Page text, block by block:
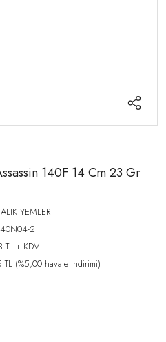
140F 14 Cm 23 Gr
YEMLER
2
+ KDV
(%5,00 havale indirimi)